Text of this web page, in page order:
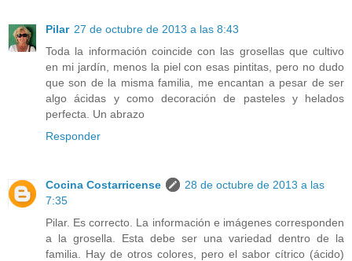
Pilar 27 de octubre de 2013 a las 8:43
Toda la información coincide con las grosellas que cultivo
en mi jardín, menos la piel con esas pintitas, pero no dudo
que son de la misma familia, me encantan a pesar de ser
algo ácidas y como decoración de pasteles y helados
perfecta. Un abrazo
Responder
Cocina Costarricense
28 de octubre de 2013 a las
7:35
Pilar. Es correcto. La información e imágenes corresponden
a la grosella. Esta debe ser una variedad dentro de la
familia. Hay de otros colores, pero el sabor cítrico (ácido)